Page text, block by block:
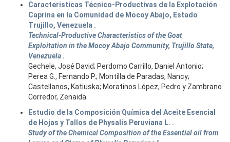
Caracteristicas Técnico-Productivas de la Explotación
Caprina en la Comunidad de Mocoy Abajo, Estado
Trujillo, Venezuela .
Technical-Productive Characteristics of the Goat
Exploitation in the Mocoy Abajo Community, Trujillo State,
Venezuela .
Gechele, José David; Perdomo Carrillo, Daniel Antonio;
Perea G., Fernando P.; Montilla de Paradas, Nancy;
Castellanos, Katiuska; Moratinos López, Pedro y Zambrano
Corredor, Zenaida
Estudio de la Composición Química del Aceite Esencial
de Hojas y Tallos de Physalis Peruviana L. .
Study of the Chemical Composition of the Essential oil from